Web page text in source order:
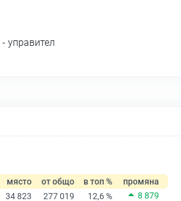
- управител
място от общо в топ %
промяна
34 823 277 019 12,6 % 8 879